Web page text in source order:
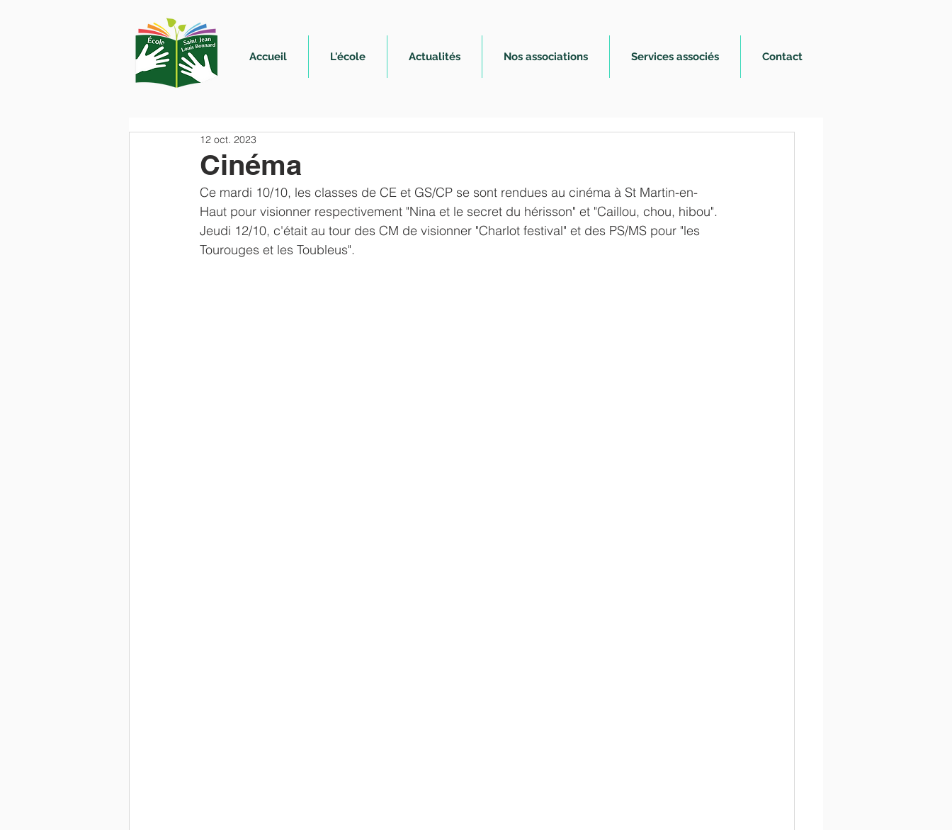
Accueil L'école Actualités Nos associations Services associés Contact
Cinéma
12 oct. 2023
Ce mardi 10/10, les classes de CE et GS/CP se sont rendues au cinéma à St Martin-en-
Haut pour visionner respectivement "Nina et le secret du hérisson" et "Caillou, chou, hibou".
Jeudi 12/10, c'était au tour des CM de visionner "Charlot festival" et des PS/MS pour "les
Tourouges et les Toubleus".